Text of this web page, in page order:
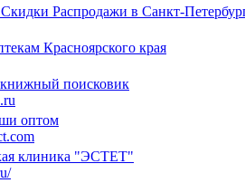
Распродажи в Санкт-
Красноярского края
книжный поисковик
оптом
клиника "ЭСТЕТ"